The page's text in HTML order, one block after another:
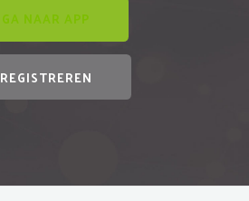
GA NAAR APP
REGISTREREN